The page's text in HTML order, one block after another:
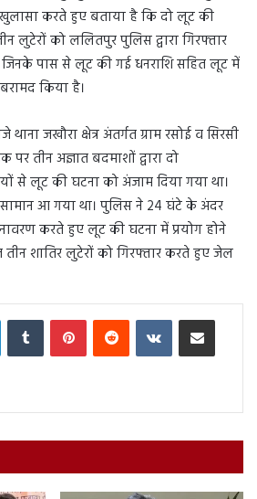
करते हुए बताया है कि दो लूट की
लुटेरों को ललितपुर पुलिस द्वारा गिरफ्तार
पास से लूट की गई धनराशि सहित लूट में
किया है।
जखौरा क्षेत्र अंतर्गत ग्राम रसोई व सिरसी
तीन अज्ञात बदमाशों द्वारा दो
से लूट की घटना को अंजाम दिया गया था।
आ गया था। पुलिस ने 24 घंटे के अंदर
करते हुए लूट की घटना में प्रयोग होने
शातिर लुटेरों को गिरफ्तार करते हुए जेल
LinkedInTumblr PinterestReddit VKontakteShare via Email